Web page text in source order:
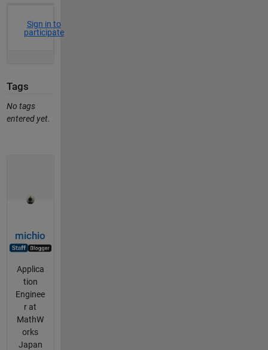
Sign in to
participate
Tags
No tags
entered yet.
michio
Applica
tion
Enginee
r at
MathW
orks
Japan